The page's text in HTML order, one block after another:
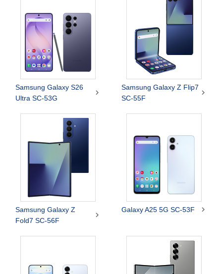
Samsung Galaxy S26
Ultra SC-53G

Samsung Galaxy Z Flip7
SC-55F

Samsung Galaxy Z
Fold7 SC-56F

Galaxy A25 5G SC-53F 